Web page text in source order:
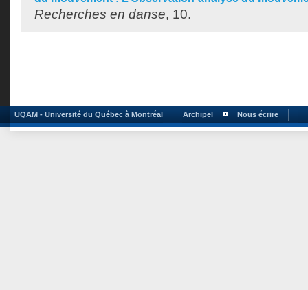
Recherches en danse, 10.
UQAM - Université du Québec à Montréal Archipel Nous écrire